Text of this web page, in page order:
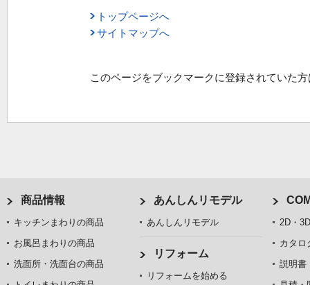
トップページへ
サイトマップへ
このページをブックマークに登録されていた
商品情報
キッチンまわりの商品
お風呂まわりの商品
洗面所・洗面台の商品
あんしんリモデル
あんしんリモデル
リフォーム
リフォームを始める
2D・
カタロ
説明書